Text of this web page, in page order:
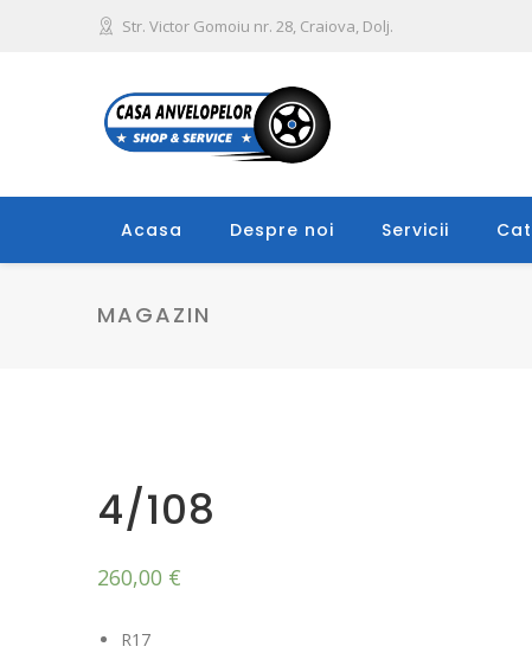
Str. Victor Gomoiu nr. 28, Craiova, Dolj.
Acasa Despre noi Servicii
MAGAZIN
4/108
260,00 €
R17